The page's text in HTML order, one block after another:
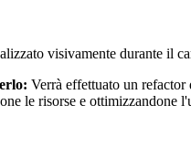
visivamente durante il
Verrà effettuato un
le risorse e